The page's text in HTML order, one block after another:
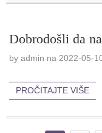
Dobrodošli da
by admin na 2022-05-
PROČITAJTE VIŠE